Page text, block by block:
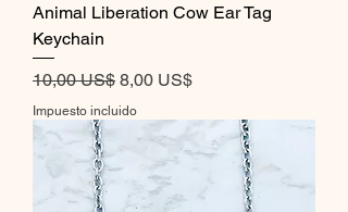
Animal Liberation Cow Ear Tag
Keychain
Precio
10,00 US$ Precio de oferta
8,00 US$
Impuesto incluido